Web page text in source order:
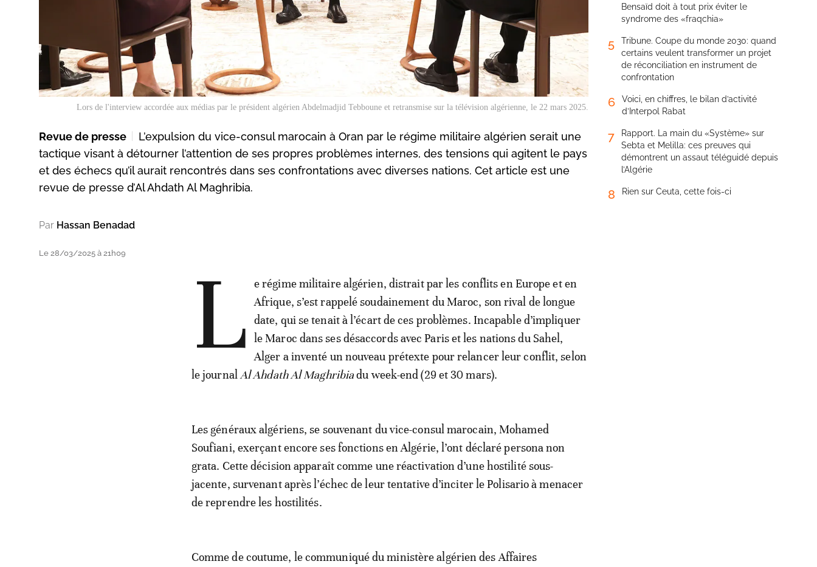
Lors de l'interview accordée aux médias par le président algérien Abdelmadjid Tebboune et retransmise sur la télévision algérienne, le 22 mars 2025.
Revue de presse
L’expulsion du vice-consul marocain à Oran par le régime militaire algérien serait une
tactique visant à détourner l’attention de ses propres problèmes internes, des tensions qui agitent le pays
et des échecs qu’il aurait rencontrés dans ses confrontations avec diverses nations. Cet article est une
revue de presse d’Al Ahdath Al Maghribia.
Par Hassan Benadad
Le 28/03/2025 à 21h09 L
e régime militaire algérien, distrait par les conflits en Europe et en
Afrique, s’est rappelé soudainement du Maroc, son rival de longue
date, qui se tenait à l’écart de ces problèmes. Incapable d’impliquer
le Maroc dans ses désaccords avec Paris et les nations du Sahel,
Alger a inventé un nouveau prétexte pour relancer leur conflit, selon
le journal Al Ahdath Al Maghribiadu week-end (29 et 30 mars).
Les généraux algériens, se souvenant du vice-consul marocain, Mohamed
Soufiani, exerçant encore ses fonctions en Algérie, l’ont déclaré persona non
grata. Cette décision apparaît comme une réactivation d’une hostilité sous-
jacente, survenant après l’échec de leur tentative d’inciter le Polisario à menacer
de reprendre les hostilités.
Comme de coutume, le communiqué du ministère algérien des Affaires
Bensaïd doit à tout prix éviter le
syndrome des «fraqchia»
5
Tribune. Coupe du monde 2030: quand
certains veulent transformer un projet
de réconciliation en instrument de
confrontation
6
Voici, en chiffres, le bilan d’activité
d’Interpol Rabat
7
Rapport. La main du «Système» sur
Sebta et Melilla: ces preuves qui
démontrent un assaut téléguidé depuis
l’Algérie
8 Rien sur Ceuta, cette fois-ci